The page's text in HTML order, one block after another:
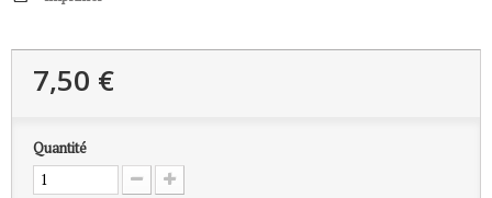
7,50 €
Quantité